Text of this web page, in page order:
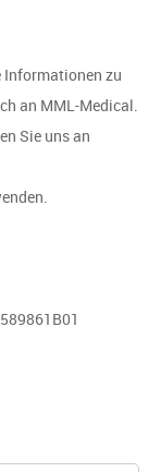
Informationen zu
an MML-Medical.
Sie uns an